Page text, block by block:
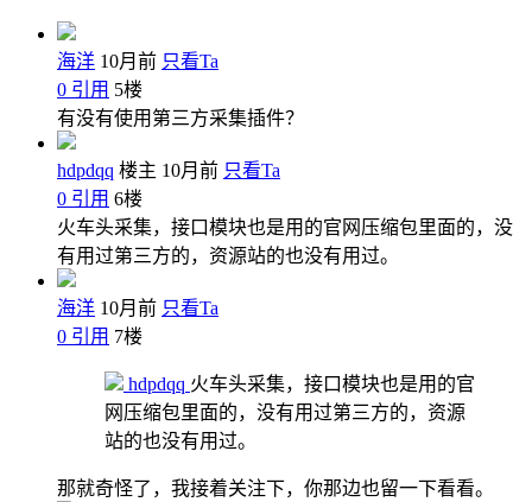
海洋 10月前 只看Ta
0 引用 5楼
有没有使用第三方采集插件？
hdpdqq 楼主 10月前 只看Ta
0 引用 6楼
火车头采集，接口模块也是用的官网压缩包里面的，没
有用过第三方的，资源站的也没有用过。
海洋 10月前 只看Ta
0 引用 7楼
hdpdqq 火车头采集，接口模块也是用的官
网压缩包里面的，没有用过第三方的，资源
站的也没有用过。
那就奇怪了，我接着关注下，你那边也留一下看看。